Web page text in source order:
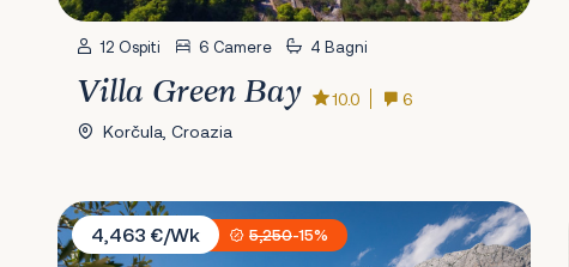
12 Ospiti 6 Camere 4 Bagni
Villa Green Bay 10.0
6
Korčula, Croazia
Villa Vista Al Mar
4,463 €/Wk
5,250-15%